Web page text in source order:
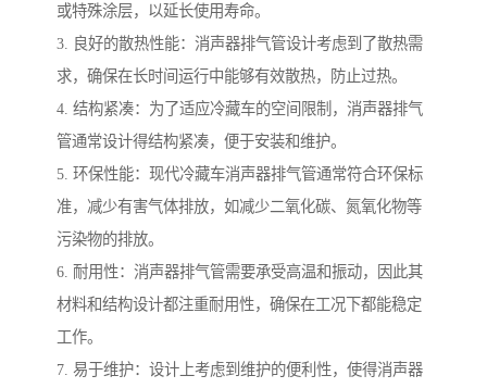
或特殊涂层，以延长使用寿命。
3. 良好的散热性能：消声器排气管设计考虑到了散热需
求，确保在长时间运行中能够有效散热，防止过热。
4. 结构紧凑：为了适应冷藏车的空间限制，消声器排气
管通常设计得结构紧凑，便于安装和维护。
5. 环保性能：现代冷藏车消声器排气管通常符合环保标
准，减少有害气体排放，如减少二氧化碳、氮氧化物等
污染物的排放。
6. 耐用性：消声器排气管需要承受高温和振动，因此其
材料和结构设计都注重耐用性，确保在工况下都能稳定
工作。
7. 易于维护：设计上考虑到维护的便利性，使得消声器